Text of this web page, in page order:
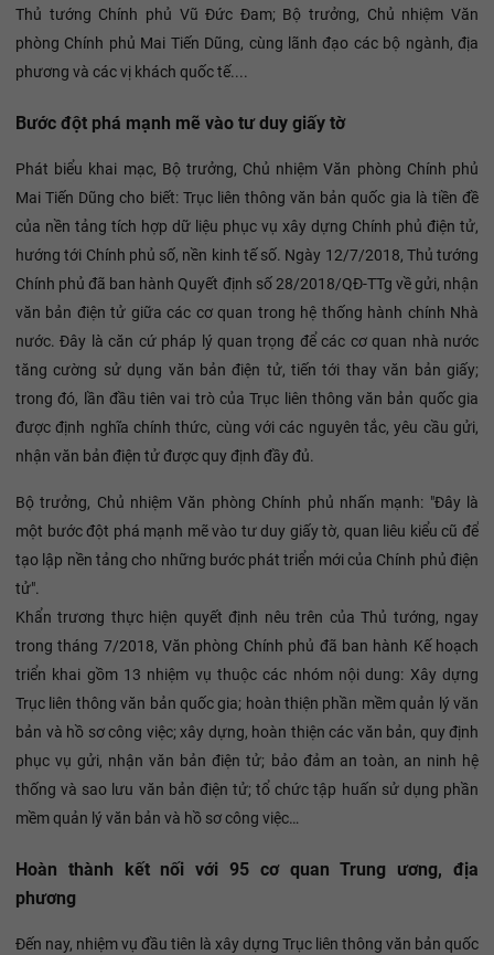
Thủ tướng Chính phủ Vũ Đức Đam; Bộ trưởng, Chủ nhiệm Văn
phòng Chính phủ Mai Tiến Dũng, cùng lãnh đạo các bộ ngành, địa
phương và các vị khách quốc tế....
Bước đột phá mạnh mẽ vào tư duy giấy tờ
Phát biểu khai mạc, Bộ trưởng, Chủ nhiệm Văn phòng Chính phủ
Mai Tiến Dũng cho biết: Trục liên thông văn bản quốc gia là tiền đề
của nền tảng tích hợp dữ liệu phục vụ xây dựng Chính phủ điện tử,
hướng tới Chính phủ số, nền kinh tế số. Ngày 12/7/2018, Thủ tướng
Chính phủ đã ban hành Quyết định số 28/2018/QĐ-TTg về gửi, nhận
văn bản điện tử giữa các cơ quan trong hệ thống hành chính Nhà
nước. Đây là căn cứ pháp lý quan trọng để các cơ quan nhà nước
tăng cường sử dụng văn bản điện tử, tiến tới thay văn bản giấy;
trong đó, lần đầu tiên vai trò của Trục liên thông văn bản quốc gia
được định nghĩa chính thức, cùng với các nguyên tắc, yêu cầu gửi,
nhận văn bản điện tử được quy định đầy đủ.
Bộ trưởng, Chủ nhiệm Văn phòng Chính phủ nhấn mạnh: "Đây là
một bước đột phá mạnh mẽ vào tư duy giấy tờ, quan liêu kiểu cũ để
tạo lập nền tảng cho những bước phát triển mới của Chính phủ điện
tử".
Khẩn trương thực hiện quyết định nêu trên của Thủ tướng, ngay
trong tháng 7/2018, Văn phòng Chính phủ đã ban hành Kế hoạch
triển khai gồm 13 nhiệm vụ thuộc các nhóm nội dung: Xây dựng
Trục liên thông văn bản quốc gia; hoàn thiện phần mềm quản lý văn
bản và hồ sơ công việc; xây dựng, hoàn thiện các văn bản, quy định
phục vụ gửi, nhận văn bản điện tử; bảo đảm an toàn, an ninh hệ
thống và sao lưu văn bản điện tử; tổ chức tập huấn sử dụng phần
mềm quản lý văn bản và hồ sơ công việc…
Hoàn thành kết nối với 95 cơ quan Trung ương, địa
phương
Đến nay, nhiệm vụ đầu tiên là xây dựng Trục liên thông văn bản quốc